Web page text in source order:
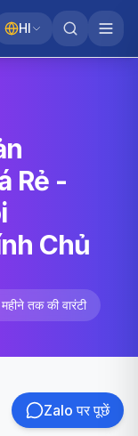
HI
Rẻ -
Chủ
तक की वारंटी
Zalo पर पूछें